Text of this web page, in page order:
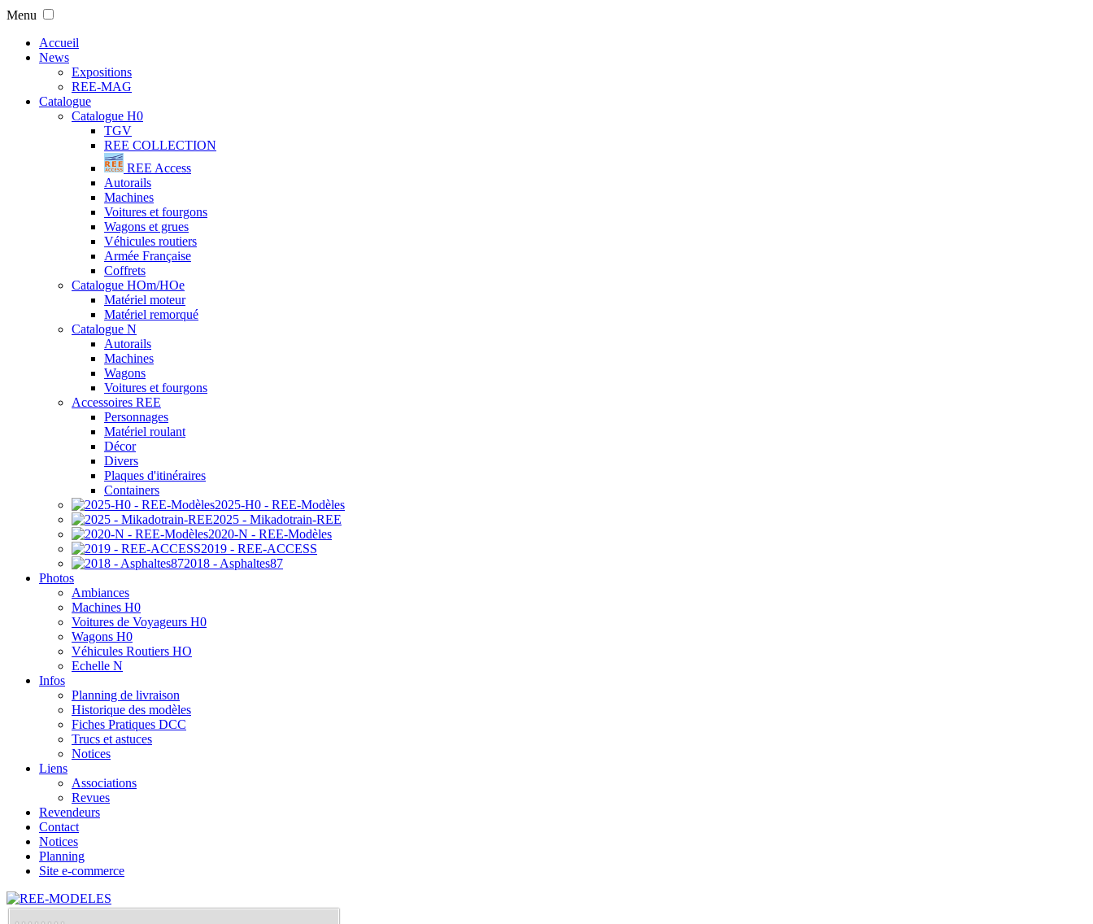
Menu
Accueil
News
Expositions
REE-MAG
Catalogue
Catalogue H0
TGV
REE COLLECTION
REE Access
Autorails
Machines
Voitures et fourgons
Wagons et grues
Véhicules routiers
Armée Française
Coffrets
Catalogue HOm/HOe
Matériel moteur
Matériel remorqué
Catalogue N
Autorails
Machines
Wagons
Voitures et fourgons
Accessoires REE
Personnages
Matériel roulant
Décor
Divers
Plaques d'itinéraires
Containers
2025-H0 - REE-Modèles
2025 - Mikadotrain-REE
2020-N - REE-Modèles
2019 - REE-ACCESS
2018 - Asphaltes87
Photos
Ambiances
Machines H0
Voitures de Voyageurs H0
Wagons H0
Véhicules Routiers HO
Echelle N
Infos
Planning de livraison
Historique des modèles
Fiches Pratiques DCC
Trucs et astuces
Notices
Liens
Associations
Revues
Revendeurs
Contact
Notices
Planning
Site e-commerce